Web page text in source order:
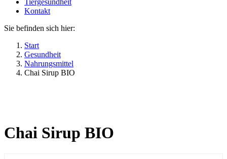
Kontakt
Sie befinden sich hier:
Start
Gesundheit
Nahrungsmittel
Chai Sirup BIO
Chai Sirup BIO